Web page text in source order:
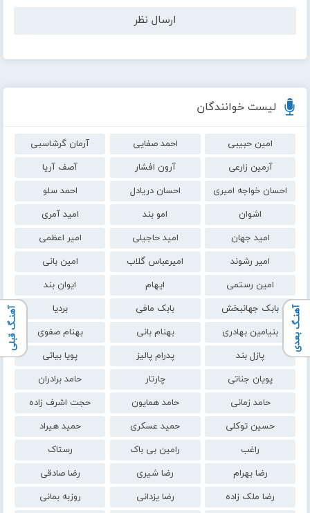
لیست خوانندگان
امین حبیبی احمد صفایی
آرمان گرشاسبی
آرمین زارعی
آرون افشار
آصف آریا
احسان خواجه امیری
احسان دریادل
احمد سلو
اشوان
امو بند
امید آمری
امید جهان
امید حاجیلی
امیر اعظمی
امیر رشوند
امیرعباس گلاب
امین بانی
امین رستمی
ایهام
ایوان بند
بابک جهانبخش
بابک مافی
بردیا
بنیامین بهادری
بهنام بانی
بهنام صفوی
پازل بند
پدرام پالیز
پویا بیاتی
پویان جناتی
چارتار
حامد برادران
حامد زمانی
حامد همایون
حجت اشرف زاده
حسین توکلی
حمید عسکری
حمید هیراد
راغب
رامین بی باک
رستاک
رضا بهرام
رضا شیری
رضا صادقی
رضا ملک زاده
رضا یزدانی
روزبه بمانی
آهنـگ بعدی آهنـگ قبلی